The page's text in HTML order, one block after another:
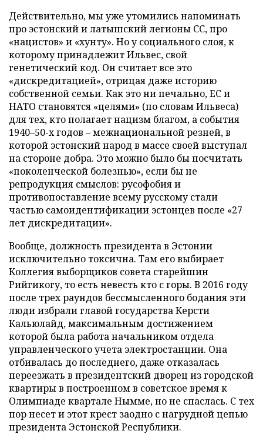
Действительно, мы уже утомились напоминать
про эстонский и латышский легионы СС, про
«нацистов» и «хунту». Но у социального слоя, к
которому принадлежит Ильвес, свой
генетический код. Он считает все это
«дискредитацией», отрицая даже историю
собственной семьи. Как это ни печально, ЕС и
НАТО становятся «целями» (по словам Ильвеса)
для тех, кто полагает нацизм благом, а события
1940–50-х годов – межнациональной резней, в
которой эстонский народ в массе своей выступал
на стороне добра. Это можно было бы посчитать
«поколенческой болезнью», если бы не
репродукция смыслов: русофобия и
противопоставление всему русскому стали
частью самоидентификации эстонцев после «27
лет дискредитации».
Вообще, должность президента в Эстонии
исключительно токсична. Там его выбирает
Коллегия выборщиков совета старейшин
Рийгикогу, то есть невесть кто с горы. В 2016 году
после трех раундов бессмысленного бодания эти
люди избрали главой государства Керсти
Кальюлайд, максимальным достижением
которой была работа начальником отдела
управленческого учета электростанции. Она
отбивалась до последнего, даже отказалась
переезжать в президентский дворец из городской
квартиры в построенном в советское время к
Олимпиаде квартале Нымме, но не спаслась. С тех
пор несет и этот крест заодно с нагрудной цепью
президента Эстонской Республики.